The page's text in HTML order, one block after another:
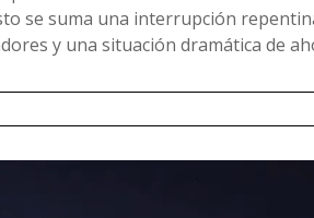
se suma una interrupción
y una situación dramática de